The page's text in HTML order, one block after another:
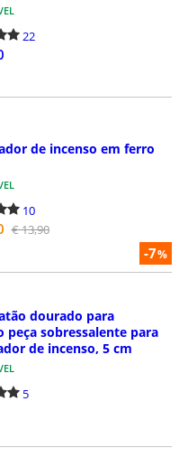
22
-7%
de incenso em ferro
10
€ 13,90
dourado para
peça sobressalente para
de incenso, 5 cm
5